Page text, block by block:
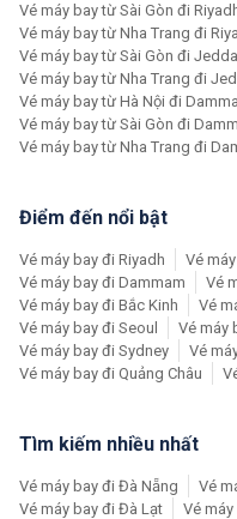
Vé máy bay từ Sài Gòn đi
Vé máy bay từ Nha Trang đi
Vé máy bay từ Sài Gòn đi
Vé máy bay từ Nha Trang đi
Vé máy bay từ Hà Nội đi
Vé máy bay từ Sài Gòn đi
Vé máy bay từ Nha Trang đi
Điểm đến nổi bật
Vé máy bay đi Riyadh
Vé
Vé máy bay đi Dammam
Vé
Vé máy bay đi Bắc Kinh
Vé
Vé máy bay đi Seoul
Vé máy
Vé máy bay đi Sydney
Vé
Vé máy bay đi Quảng Châu
Tìm kiếm nhiều nhất
Vé máy bay đi Đà Nẵng
Vé
Vé máy bay đi Đà Lạt
Vé